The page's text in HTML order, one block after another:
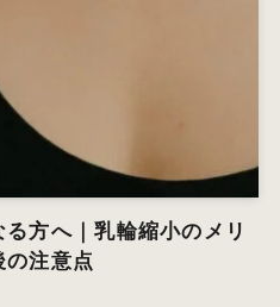
方へ｜乳輪縮小のメリ
の注意点